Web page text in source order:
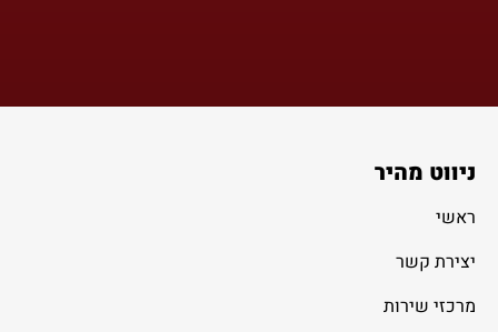
ניווט מהיר
ראשי
יצירת קשר
מרכזי שירות